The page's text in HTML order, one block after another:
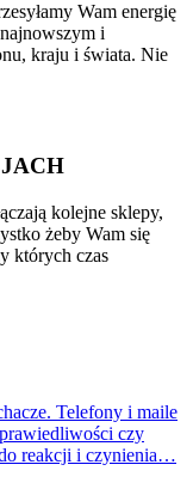
Wam energię
i
kraju i świata. Nie
kolejne sklepy,
żeby Wam się
których czas
Telefony i maile
czy
reakcji i czynienia…